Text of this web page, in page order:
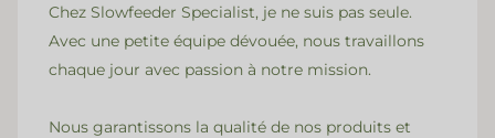
Chez Slowfeeder Specialist, je ne suis pas seule.
Avec une petite équipe dévouée, nous travaillons
chaque jour avec passion à notre mission.
Nous garantissons la qualité de nos produits et